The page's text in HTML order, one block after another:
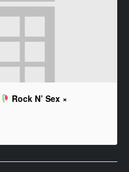
Rock N’ Sex ×